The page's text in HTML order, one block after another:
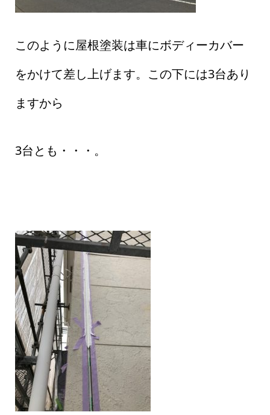
このように屋根塗装は車にボディーカバー
をかけて差し上げます。この下には3台あり
ますから
3台とも・・・。